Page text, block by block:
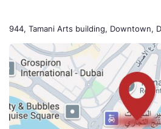
944, Tamani Arts building, Downtown,